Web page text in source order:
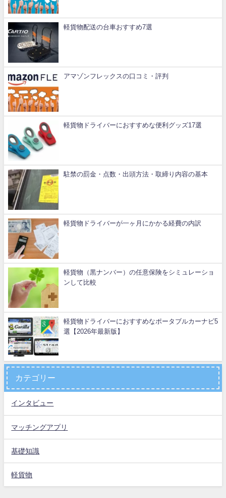
軽貨物配送の台車おすすめ7選
アマゾンフレックスの口コミ・評判
軽貨物ドライバーにおすすめな便利グッズ17選
駐禁の罰金・点数・出頭方法・取締り内容の基本
軽貨物ドライバーが一ヶ月にかかる経費の内訳
軽貨物（黒ナンバー）の任意保険をシミュレーショ
ンして比較
軽貨物ドライバーにおすすめなポータブルカーナビ5
選【2026年最新版】
カテゴリー
インタビュー
マッチングアプリ
基礎知識
軽貨物